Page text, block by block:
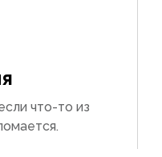
что-то из